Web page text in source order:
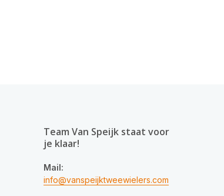
Team Van Speijk staat voor
je klaar!
Mail:
info@vanspeijktweewielers.com